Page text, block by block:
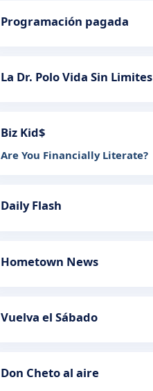
Programación pagada
La Dr. Polo Vida Sin Limites
Biz Kid$
Are You Financially Literate?
Daily Flash
Hometown News
Vuelva el Sábado
Don Cheto al aire